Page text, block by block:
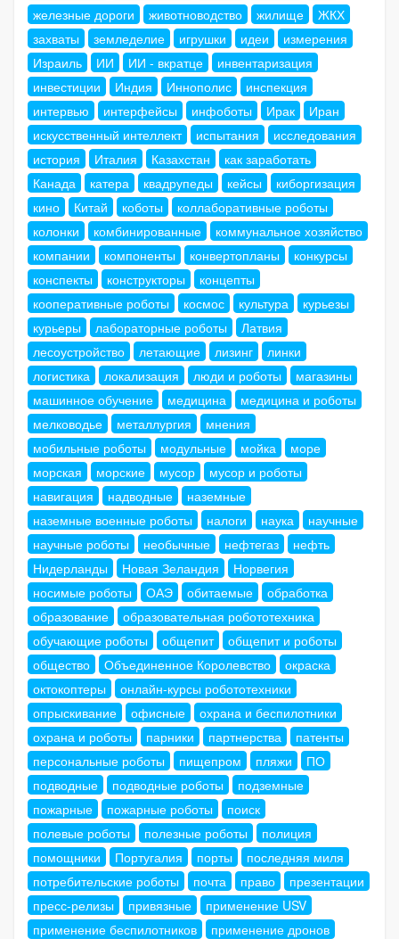
железные дороги
животноводство жилище
ЖКХ
захваты
земледелие игрушки идеи
измерения
Израиль
ИИ ИИ - вкратце
инвентаризация
инвестиции
Индия Иннополис
инспекция
интервью
интерфейсы инфоботы Ирак
Иран
искусственный интеллект
испытания
исследования
история
Италия Казахстан
как заработать
Канада
катера квадрупеды кейсы
киборгизация
кино
Китай коботы
коллаборативные роботы
колонки
комбинированные
коммунальное хозяйство
компании
компоненты конвертопланы
конкурсы
конспекты
конструкторы
концепты
кооперативные роботы
космос культура
курьезы
курьеры
лабораторные роботы
Латвия
лесоустройство
летающие лизинг
линки
логистика
локализация люди и роботы
магазины
машинное обучение
медицина
медицина и роботы
мелководье
металлургия
мнения
мобильные роботы
модульные мойка
море
морская
морские мусор
мусор и роботы
навигация
надводные
наземные
наземные военные роботы
налоги наука
научные
научные роботы
необычные нефтегаз
нефть
Нидерланды
Новая Зеландия
Норвегия
носимые роботы
ОАЭ обитаемые
обработка
образование
образовательная робототехника
обучающие роботы
общепит
общепит и роботы
общество
Объединенное Королевство
окраска
октокоптеры
онлайн-курсы робототехники
опрыскивание
офисные
охрана и беспилотники
охрана и роботы
парники партнерства
патенты
персональные роботы
пищепром пляжи
ПО
подводные
подводные роботы
подземные
пожарные
пожарные роботы
поиск
полевые роботы
полезные роботы
полиция
помощники
Португалия порты
последняя миля
потребительские роботы
почта право
презентации
пресс-релизы
привязные
применение USV
применение беспилотников
применение дронов